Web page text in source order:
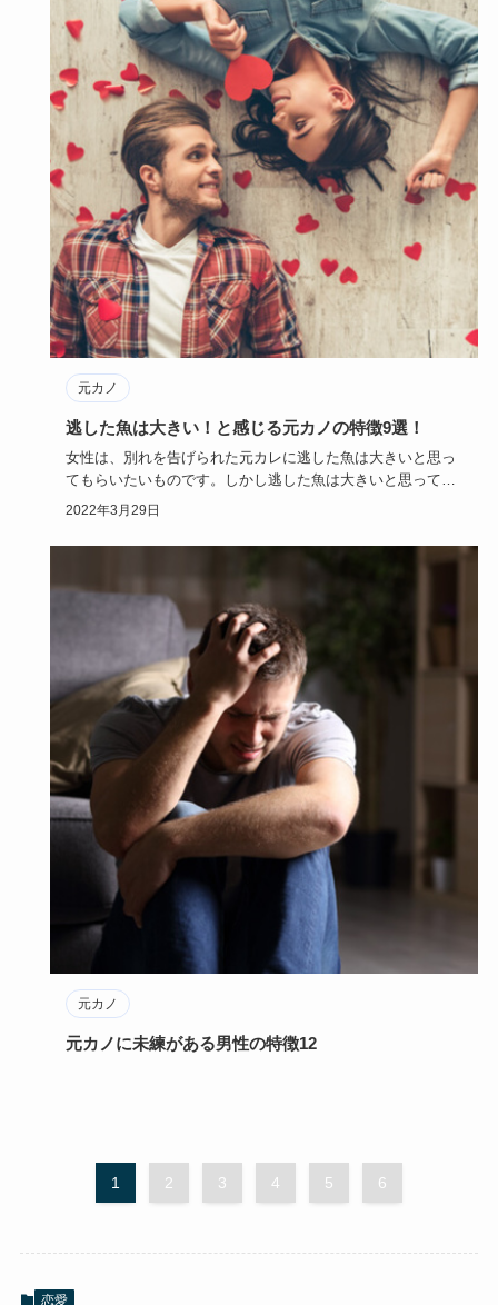
元カノ
逃した魚は大きい！と感じる元カノの特徴9選！
女性は、別れを告げられた元カレに逃した魚は大きいと思っ
てもらいたいものです。しかし逃した魚は大きいと思っても
らえるかは、な…
2022年3月29日
元カノ
元カノに未練がある男性の特徴12
1 2 3 4 5 6
恋愛